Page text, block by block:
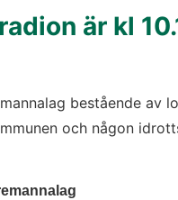
är kl
bestående av
och någon